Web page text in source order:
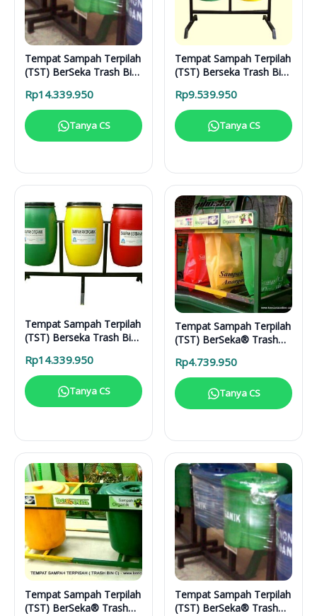
Tempat Sampah Terpilah
(TST) BerSeka Trash Bin
Rp14.339.950
Tanya CS
Tempat Sampah Terpilah
(TST) Berseka Trash Bin
Rp9.539.950
Tanya CS
Tempat Sampah Terpilah
(TST) Berseka Trash Bin
Rp14.339.950
Tanya CS
Tempat Sampah Terpilah
(TST) BerSeka® Trash
Rp4.739.950
Tanya CS
Tempat Sampah Terpilah
(TST) BerSeka® Trash
Tempat Sampah Terpilah
(TST) BerSeka® Trash